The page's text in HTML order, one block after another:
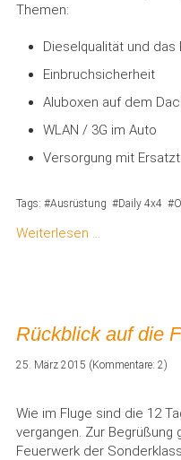
Themen:
Dieselqualität und das
Einbruchsicherheit
Aluboxen auf dem
WLAN / 3G im Auto
Versorgung mit
Tags: Ausrüstung Daily 4x4
Weiterlesen …
Rückblick auf die
25. März 2015 (Kommentare: 2)
Wie im Fluge sind die 12
vergangen. Zur
Feuerwerk der